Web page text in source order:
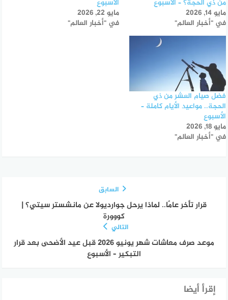
من ذي الحجة؟ – الأسبوع
مايو 14, 2026
في "أخبار العالم"
الأسبوع
مايو 22, 2026
في "أخبار العالم"
فضل صيام العشر من ذي
الحجة.. مواعيد الأيام كاملة –
الأسبوع
مايو 18, 2026
في "أخبار العالم"
السابق
قرار تأخر عامًا.. لماذا يرحل جوارديولا عن مانشستر سيتي؟ |
كووورة
التالي
موعد صرف معاشات شهر يونيو 2026 قبل عيد الأضحى بعد قرار
التبكير – الأسبوع
إقرأ أيضا